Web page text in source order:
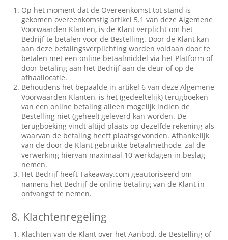
Op het moment dat de Overeenkomst tot stand is
gekomen overeenkomstig artikel 5.1 van deze Algemene
Voorwaarden Klanten, is de Klant verplicht om het
Bedrijf te betalen voor de Bestelling. Door de Klant kan
aan deze betalingsverplichting worden voldaan door te
betalen met een online betaalmiddel via het Platform of
door betaling aan het Bedrijf aan de deur of op de
afhaallocatie.
Behoudens het bepaalde in artikel 6 van deze Algemene
Voorwaarden Klanten, is het (gedeeltelijk) terugboeken
van een online betaling alleen mogelijk indien de
Bestelling niet (geheel) geleverd kan worden. De
terugboeking vindt altijd plaats op dezelfde rekening als
waarvan de betaling heeft plaatsgevonden. Afhankelijk
van de door de Klant gebruikte betaalmethode, zal de
verwerking hiervan maximaal 10 werkdagen in beslag
nemen.
Het Bedrijf heeft Takeaway.com geautoriseerd om
namens het Bedrijf de online betaling van de Klant in
ontvangst te nemen.
8. Klachtenregeling
Klachten van de Klant over het Aanbod, de Bestelling of